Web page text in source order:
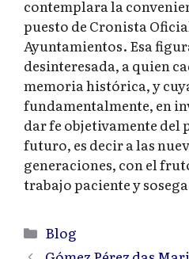
contemplara la
puesto de Cronista
Ayuntamientos. Esa
desinteresada, a quien
memoria histórica, y
fundamentalmente, en
dar fe objetivamente del
futuro, es decir a las
generaciones, con el
trabajo paciente y
Categorías
Blog